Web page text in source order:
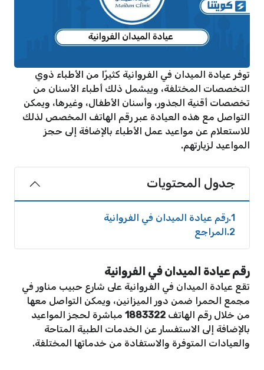
توفر عيادة الميدان في الفروانية كثيرًا من الأطباء ذوي
التخصصات المختلفة، وييشمل ذلك أطباء الأسنان من
تخصصات أقنية الجذور، وأسنان الأطفال، وغيرها، ويمكن
التواصل مع هذه العيادة عبر رقم الهاتف المخصص لذلك
للاستعلام عن مواعيد عمل الأطباء بالإضافة إلى حجز
المواعيد لزيارتهم.
جدول المحتويات
1 رقم عيادة الميدان في الفروانية
2 المراجع
رقم عيادة الميدان في الفروانية
تقع عيادة الميدان في الفروانية على شارع حبيب مناور في
مجمع الحمرا ضمن دور الميزانين، ويمكن التواصل معها
من خلال رقم الهاتف 1883322 مباشرة لحجز المواعيد
بالإضافة إلى الاستفسار عن الخدمات الطبية المتاحة
والعيادات المتوفرة والاستفادة من خدماتها المختلفة.